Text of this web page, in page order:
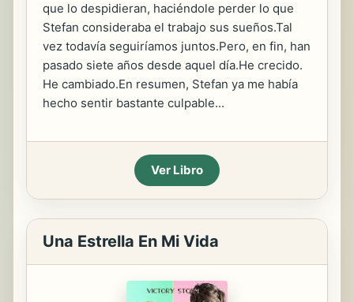
que lo despidieran, haciéndole perder lo que
Stefan consideraba el trabajo sus sueños.Tal
vez todavía seguiríamos juntos.Pero, en fin, han
pasado siete años desde aquel día.He crecido.
He cambiado.En resumen, Stefan ya me había
hecho sentir bastante culpable...
Ver Libro
Una Estrella En Mi Vida